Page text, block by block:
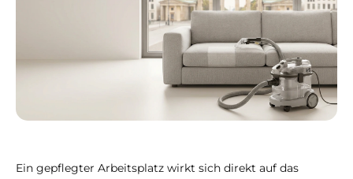
Ein gepflegter Arbeitsplatz wirkt sich direkt auf das